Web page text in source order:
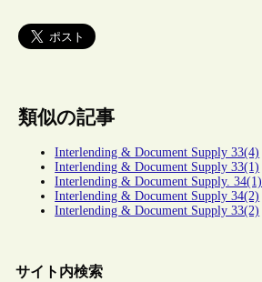
類似の記事
Interlending & Document Supply 33(4)
Interlending & Document Supply 33(1)
Interlending & Document Supply. 34(1)
Interlending & Document Supply 34(2)
Interlending & Document Supply 33(2)
サイト内検索